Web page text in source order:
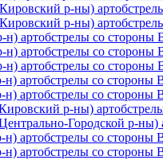
р-ны)
р-ны)
н) артобстрелы со
н) артобстрелы со
н) артобстрелы со
н) артобстрелы со стороны
н) артобстрелы со стороны
р-ны)
Городской р-
н) артобстрелы со стороны
н) артобстрелы со стороны